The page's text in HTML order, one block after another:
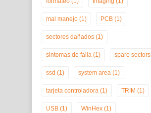
mal manejo (1) PCB (1)
sectores dañados (1)
sintomas de falla (1) spare sectors
ssd (1) system area (1)
tarjeta controladora (1) TRIM (1)
USB (1) WinHex (1)